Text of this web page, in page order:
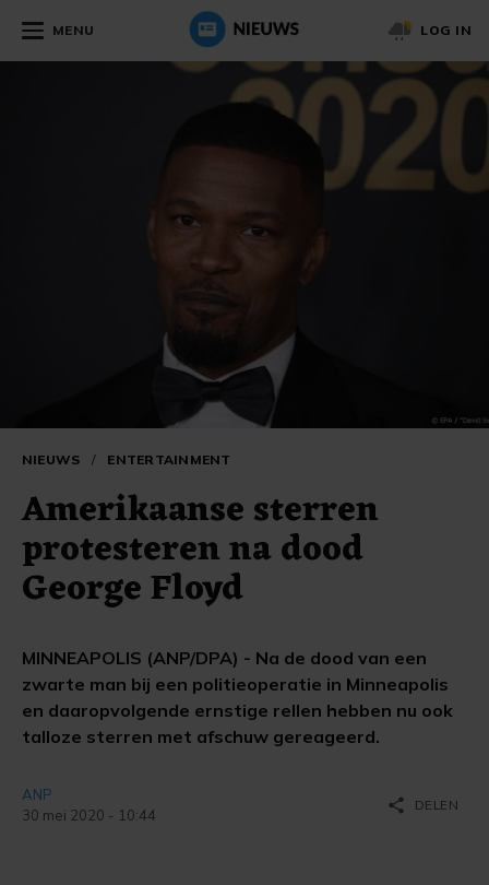
MENU LOG IN
NIEUWS / ENTERTAINMENT
Amerikaanse sterren
protesteren na dood
George Floyd
MINNEAPOLIS (ANP/DPA) - Na de dood van een
zwarte man bij een politieoperatie in Minneapolis
en daaropvolgende ernstige rellen hebben nu ook
talloze sterren met afschuw gereageerd.
ANP
30 mei 2020 - 10:44
share DELEN